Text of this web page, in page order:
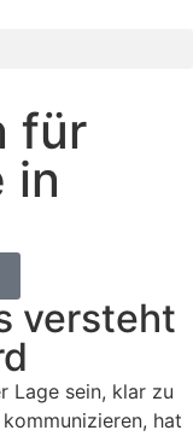
für
in
versteht
Lage sein, klar zu
hat